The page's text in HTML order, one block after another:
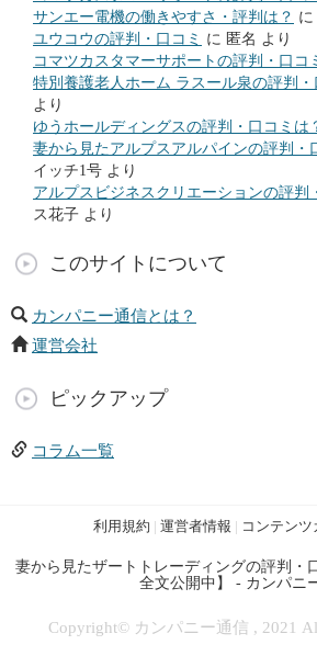
サンエー電機の働きやすさ・評判は？ に
ユウコウの評判・口コミ に 匿名 より
コマツカスタマーサポートの評判・口コ
特別養護老人ホーム ラスール泉の評判・
より
ゆうホールディングスの評判・口コミは
妻から見たアルプスアルパインの評判・
イッチ1号 より
アルプスビジネスクリエーションの評判
ス花子 より
このサイトについて
カンパニー通信とは？
運営会社
ピックアップ
コラム一覧
利用規約 | 運営者情報 | コンテン
妻から見たザートトレーディングの評判・
全文公開中】 - カンパニ
Copyright© カンパニー通信 , 2021